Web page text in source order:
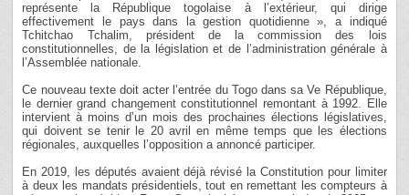
représente la République togolaise à l’extérieur, qui dirige
effectivement le pays dans la gestion quotidienne », a indiqué
Tchitchao Tchalim, président de la commission des lois
constitutionnelles, de la législation et de l’administration générale à
l’Assemblée nationale.
Ce nouveau texte doit acter l’entrée du Togo dans sa Ve République,
le dernier grand changement constitutionnel remontant à 1992. Elle
intervient à moins d’un mois des prochaines élections législatives,
qui doivent se tenir le 20 avril en même temps que les élections
régionales, auxquelles l’opposition a annoncé participer.
En 2019, les députés avaient déjà révisé la Constitution pour limiter
à deux les mandats présidentiels, tout en remettant les compteurs à